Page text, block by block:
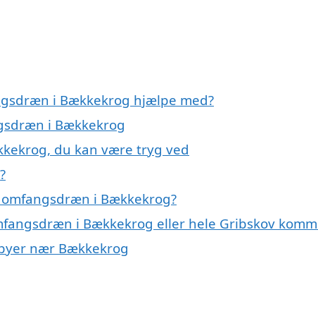
i Bækkekrog hjælpe med?
i Bækkekrog
du kan være tryg ved
i Bækkekrog?
i Bækkekrog eller hele Gribskov
nær Bækkekrog